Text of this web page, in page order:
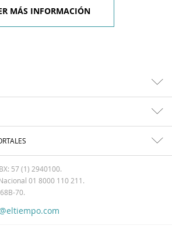
MÁS INFORMACIÓN
57 (1) 2940100.
01 8000 110 211.
70.